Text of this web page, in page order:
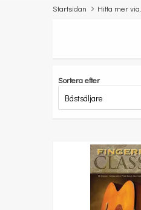
Startsidan Hitta mer via...
Sortera efter